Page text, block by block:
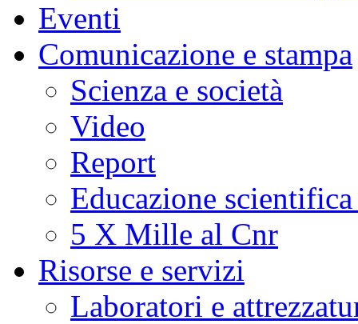
Eventi
Comunicazione e stampa
Scienza e società
Video
Report
Educazione
5 X Mille al Cnr
Risorse e servizi
Laboratori e